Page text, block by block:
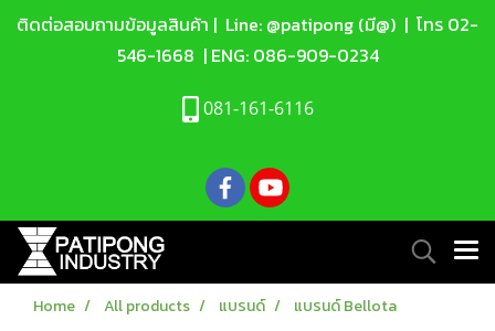
ติดต่อสอบถามข้อมูลสินค้า | Line: @patipong (มี@) | โทร 02-
546-1668 | ENG: 086-909-0234
081-161-6116
Home All products แบรนด์ แบรนด์ Bellota